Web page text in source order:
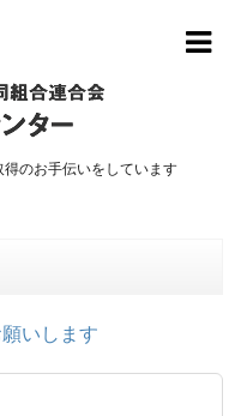
のお手伝いをしています
いします